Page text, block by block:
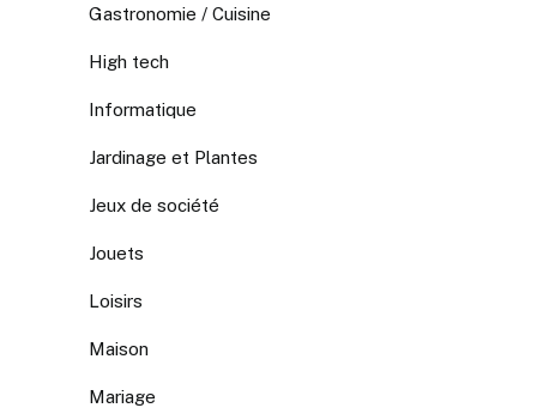
Gastronomie / Cuisine
High tech
Informatique
Jardinage et Plantes
Jeux de société
Jouets
Loisirs
Maison
Mariage